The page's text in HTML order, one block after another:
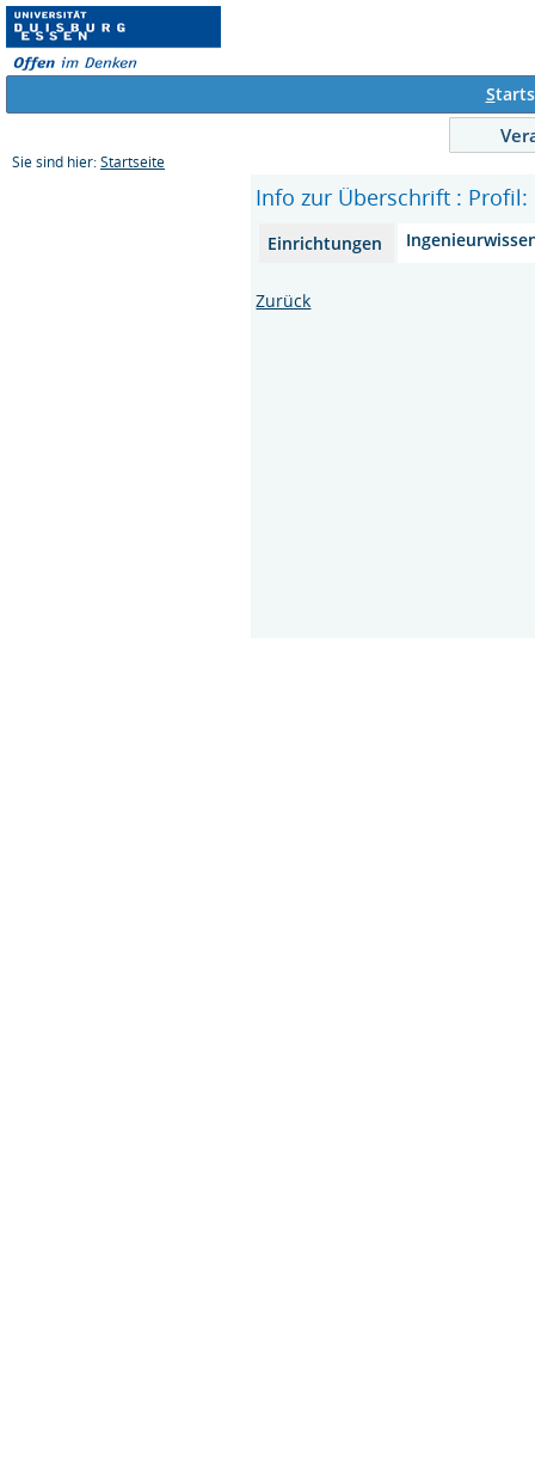
S
Sie sind hier: Startseite
Info zur Überschrift :
Einrichtungen
Zurück